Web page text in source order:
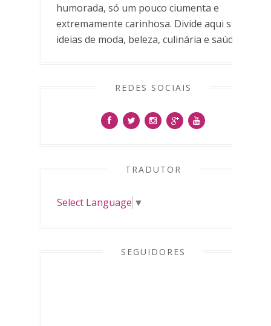
humorada, só um pouco ciumenta e
extremamente carinhosa. Divide aqui suas
ideias de moda, beleza, culinária e saúde.
REDES SOCIAIS
TRADUTOR
Select Language ▼
SEGUIDORES